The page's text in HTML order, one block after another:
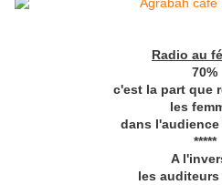
Radio au
70%
c'est la part que
les
dans l'audience
*****
A
les auditeurs